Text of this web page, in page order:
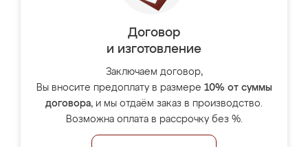
Договор
и изготовление
Заключаем договор,
Вы вносите предоплату в размере 10% от суммы
договора, и мы отдаём заказ в производство.
Возможна оплата в рассрочку без %.